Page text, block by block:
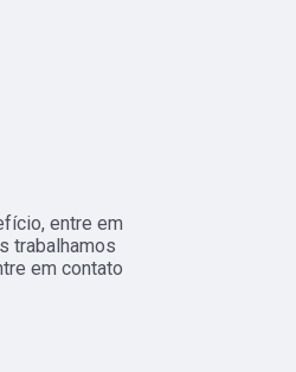
entre em
trabalhamos
em contato